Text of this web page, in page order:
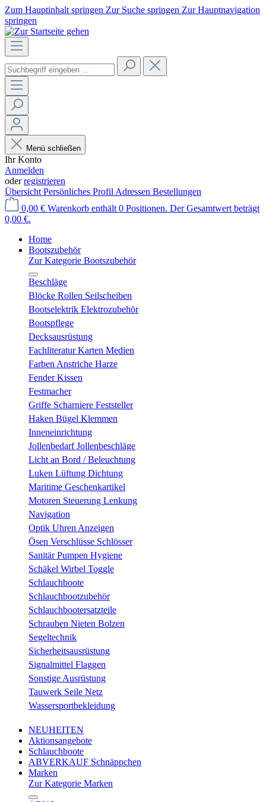
Zum Hauptinhalt springen Zur Suche springen Zur Hauptnavigation
springen
Menü schließen
Ihr Konto
Anmelden
oderregistrieren
Übersicht Persönliches Profil Adressen Bestellungen
0,00 € Warenkorb enthält 0 Positionen. Der Gesamtwert beträgt
0,00 €.
Home
Bootszubehör
Zur Kategorie Bootszubehör
Beschläge
Blöcke Rollen Seilscheiben
Bootselektrik Elektrozubehör
Bootspflege
Decksausrüstung
Fachliteratur Karten Medien
Farben Anstriche Harze
Fender Kissen
Festmacher
Griffe Scharniere Feststeller
Haken Bügel Klemmen
Inneneinrichtung
Jollenbedarf Jollenbeschläge
Licht an Bord / Beleuchtung
Luken Lüftung Dichtung
Maritime Geschenkartikel
Motoren Steuerung Lenkung
Navigation
Optik Uhren Anzeigen
Ösen Verschlüsse Schlösser
Sanitär Pumpen Hygiene
Schäkel Wirbel Toggle
Schlauchboote
Schlauchbootzubehör
Schlauchbootersatzteile
Schrauben Nieten Bolzen
Segeltechnik
Sicherheitsausrüstung
Signalmittel Flaggen
Sonstige Ausrüstung
Tauwerk Seile Netz
Wassersportbekleidung
NEUHEITEN
Aktionsangebote
Schlauchboote
ABVERKAUF Schnäppchen
Marken
Zur Kategorie Marken